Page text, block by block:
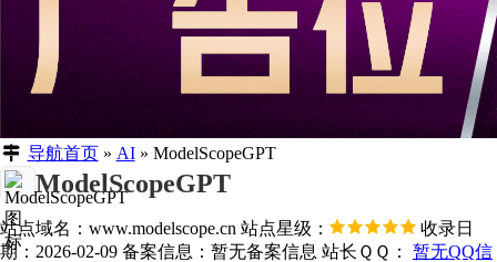
导航首页» AI» ModelScopeGPT
ModelScopeGPT
站点域名：www.modelscope.cn 站点星级：
收录日
期：2026-02-09 备案信息： 暂无备案信息 站长ＱＱ： 暂无QQ信